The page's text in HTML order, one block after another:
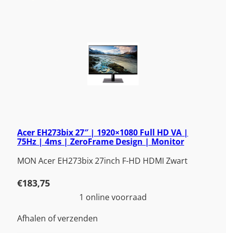
Acer EH273bix 27″ | 1920×1080 Full HD VA |
75Hz | 4ms | ZeroFrame Design | Monitor
MON Acer EH273bix 27inch F-HD HDMI Zwart
€183,75
1 online voorraad
Afhalen of verzenden